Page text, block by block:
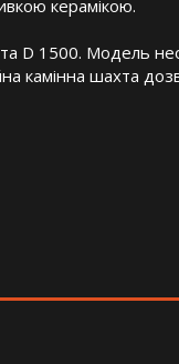
керамікою.
D 1500. Модель
камінна шахта